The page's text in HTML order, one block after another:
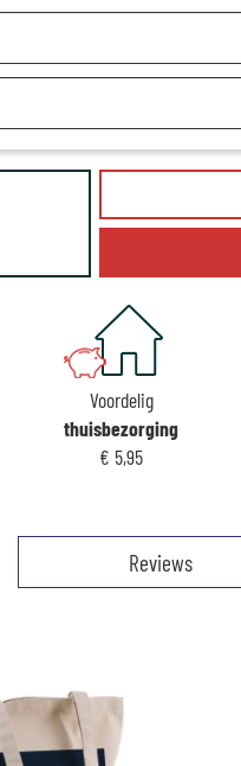
Voordelig
thuisbezorging
€ 5,95
Reviews